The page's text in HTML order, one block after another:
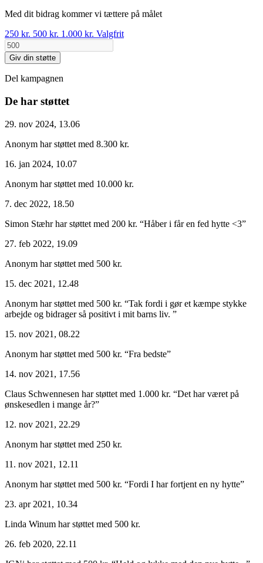
Med dit bidrag kommer vi tættere på målet
250 kr. 500 kr. 1.000 kr. Valgfrit
Giv din støtte
Del kampagnen
De har støttet
29. nov 2024, 13.06
Anonym har støttet med 8.300 kr.
16. jan 2024, 10.07
Anonym har støttet med 10.000 kr.
7. dec 2022, 18.50
Simon Stæhr har støttet med 200 kr. “Håber i får en fed hytte <3”
27. feb 2022, 19.09
Anonym har støttet med 500 kr.
15. dec 2021, 12.48
Anonym har støttet med 500 kr. “Tak fordi i gør et kæmpe stykke
arbejde og bidrager så positivt i mit barns liv. ”
15. nov 2021, 08.22
Anonym har støttet med 500 kr. “Fra bedste”
14. nov 2021, 17.56
Claus Schwennesen har støttet med 1.000 kr. “Det har været på
ønskesedlen i mange år?”
12. nov 2021, 22.29
Anonym har støttet med 250 kr.
11. nov 2021, 12.11
Anonym har støttet med 500 kr. “Fordi I har fortjent en ny hytte”
23. apr 2021, 10.34
Linda Winum har støttet med 500 kr.
26. feb 2020, 22.11